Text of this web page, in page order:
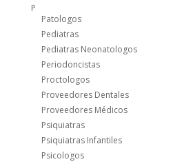
P
Patologos
Pediatras
Pediatras Neonatologos
Periodoncistas
Proctologos
Proveedores Dentales
Proveedores Médicos
Psiquiatras
Psiquiatras Infantiles
Psicologos